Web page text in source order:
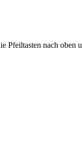
nach